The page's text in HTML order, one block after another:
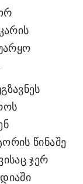
წინაშე
ჯერ